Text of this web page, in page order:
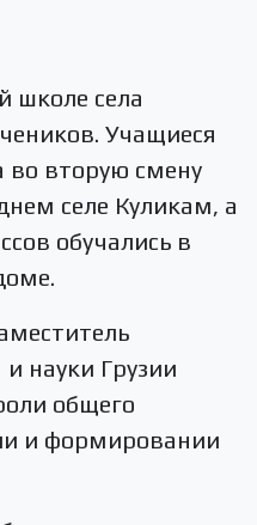
школе села
Учащиеся
во вторую смену
селе Куликам, а
обучались в
науки Грузии
общего
и формировании